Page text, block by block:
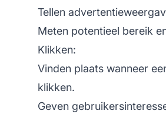
Tellen
Meten potentieel bereik
Klikken:
Vinden plaats wanneer
klikken.
Geven